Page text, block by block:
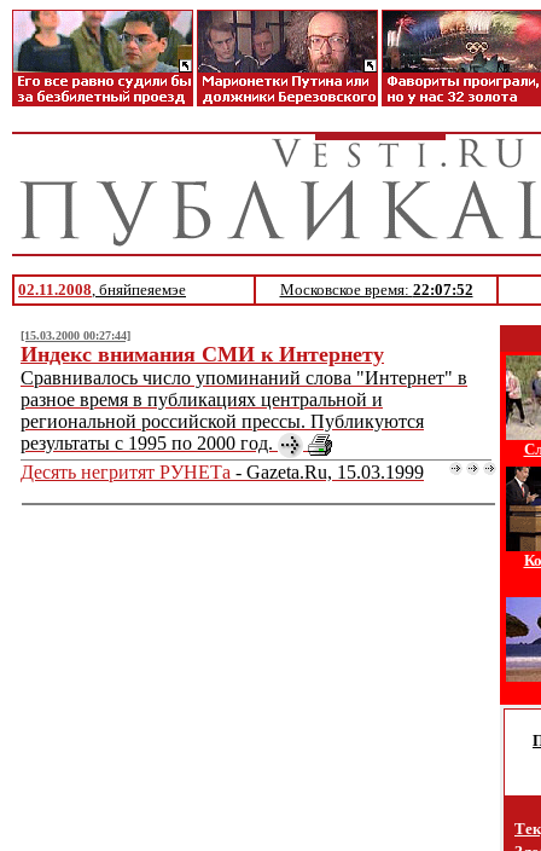
02.11.2008, бняйпеяемэе Московское время: 22:07:52
[15.03.2000 00:27:44]
Индекс внимания СМИ к Интернету
Сравнивалось число упоминаний слова "Интернет" в
разное время в публикациях центральной и
региональной российской прессы. Публикуются
результаты с 1995 по 2000 год.
Десять негритят РУНЕТа - Gazeta.Ru, 15.03.1999